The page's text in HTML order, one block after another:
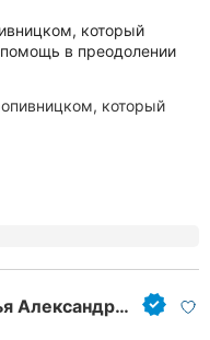
который
в преодолении
который
Психолог Соколовская Наталья Александровна